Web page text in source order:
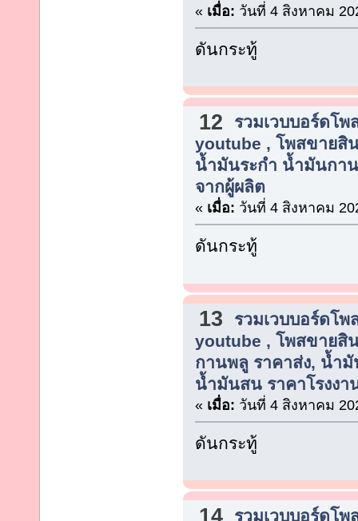
« เมื่อ: วันที่ 4 สิงหาคม
ดันกระทู้
12
รวมเวบบอร์ดโพ
youtube , โพสขายสิ
น้ำมันระกำ น้ำมันกา
จากผู้ผลิต
« เมื่อ: วันที่ 4 สิงหาคม
ดันกระทู้
13
รวมเวบบอร์ดโพ
youtube , โพสขายสิ
กานพลู ราคาส่ง, น้ำ
น้ำมันสน ราคาโรงงา
« เมื่อ: วันที่ 4 สิงหาคม
ดันกระทู้
14
รวมเวบบอร์ดโพ